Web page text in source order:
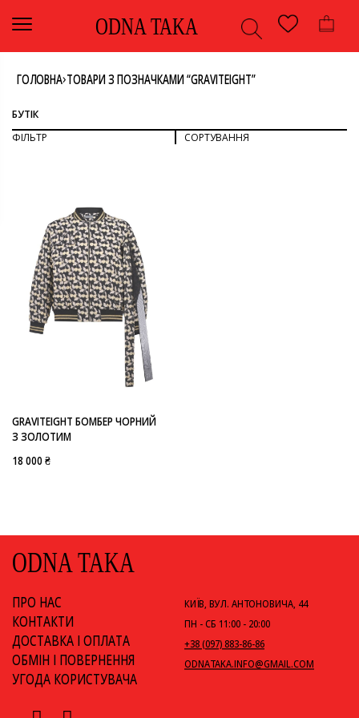
ODNA TAKA
ГОЛОВНА›ТОВАРИ З ПОЗНАЧКАМИ “GRAVITEIGHT”
БУТІК
ФІЛЬТР
СОРТУВАННЯ
ВЕРХНІЙ ОДЯГ
КУРТКА
ОДЯГ
КОЛІР
ЧОРНИЙ З ЗОЛОТИМ
РОЗМІР
40
БРЕНД
СОРТУВАТИ ЗА ЦІНОЮ: ВІД ВИЩОЇ ДО НИЖЧОЇ
GRAVITEIGHT БОМБЕР ЧОРНИЙ
З ЗОЛОТИМ
18 000 ₴
ODNA TAKA
ПРО НАС
КОНТАКТИ
ДОСТАВКА І ОПЛАТА
ОБМІН І ПОВЕРНЕННЯ
УГОДА КОРИСТУВАЧА
КИЇВ, ВУЛ. АНТОНОВИЧА, 44
ПН - СБ 11:00 - 20:00
+38 (097) 883-86-86
ODNATAKA.INFO@GMAIL.COM